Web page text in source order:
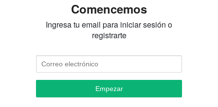
Comencemos
Ingresa tu email para iniciar sesión o
registrarte
Empezar